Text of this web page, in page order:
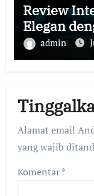
Review
Elegan
admin
Alamat email
yang wajib
Komentar*